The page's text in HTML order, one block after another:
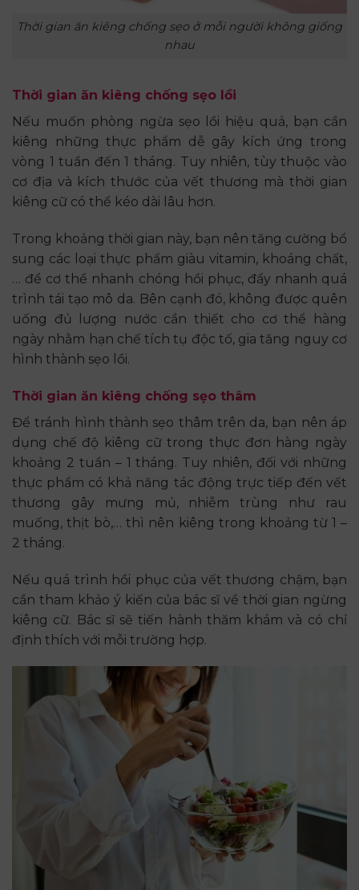
Thời gian ăn kiêng chống sẹo ở mỗi người không giống
nhau
Thời gian ăn kiêng chống sẹo lồi
Nếu muốn phòng ngừa sẹo lồi hiệu quả, bạn cần
kiêng những thực phẩm dễ gây kích ứng trong
vòng 1 tuần đến 1 tháng. Tuy nhiên, tùy thuộc vào
cơ địa và kích thước của vết thương mà thời gian
kiêng cữ có thể kéo dài lâu hơn.
Trong khoảng thời gian này, bạn nên tăng cường bổ
sung các loại thực phẩm giàu vitamin, khoáng chất,
… để cơ thể nhanh chóng hồi phục, đẩy nhanh quá
trình tái tạo mô da. Bên cạnh đó, không được quên
uống đủ lượng nước cần thiết cho cơ thể hàng
ngày nhằm hạn chế tích tụ độc tố, gia tăng nguy cơ
hình thành sẹo lồi.
Thời gian ăn kiêng chống sẹo thâm
Để tránh hình thành sẹo thâm trên da, bạn nên áp
dụng chế độ kiêng cữ trong thực đơn hàng ngày
khoảng 2 tuần – 1 tháng. Tuy nhiên, đối với những
thực phẩm có khả năng tác động trực tiếp đến vết
thương gây mưng mủ, nhiễm trùng như rau
muống, thịt bò,… thì nên kiêng trong khoảng từ 1 –
2 tháng.
Nếu quá trình hồi phục của vết thương chậm, bạn
cần tham khảo ý kiến của bác sĩ về thời gian ngừng
kiêng cữ. Bác sĩ sẽ tiến hành thăm khám và có chỉ
định thích với mỗi trường hợp.